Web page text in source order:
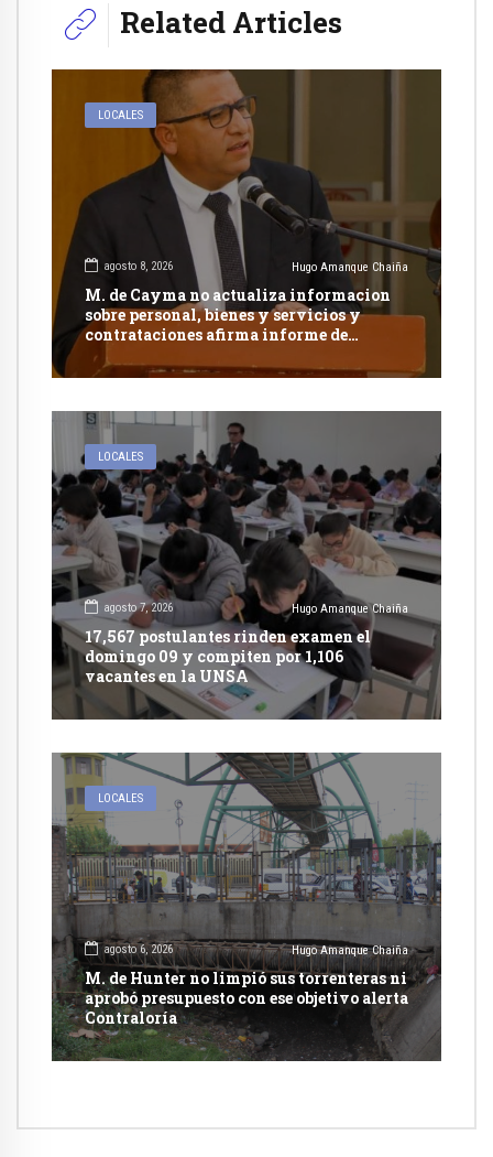
Related Articles
LOCALES
agosto 8, 2026 Hugo Amanque Chaiña
M. de Cayma no actualiza informacion
sobre personal, bienes y servicios y
contrataciones afirma informe de
Contraloría
LOCALES
agosto 7, 2026 Hugo Amanque Chaiña
17,567 postulantes rinden examen el
domingo 09 y compiten por 1,106
vacantes en la UNSA
LOCALES
agosto 6, 2026 Hugo Amanque Chaiña
M. de Hunter no limpió sus torrenteras ni
aprobó presupuesto con ese objetivo alerta
Contraloría